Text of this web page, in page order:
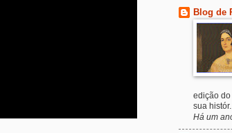
Blog de
edição do
sua
Há um